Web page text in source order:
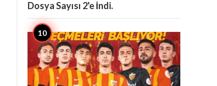
Dosya Sayısı 2'e İndi.